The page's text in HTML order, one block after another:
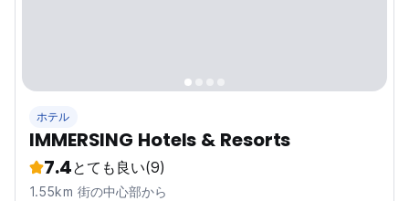
ホテル
IMMERSING Hotels & Resorts
7.4とても良い(9)
1.55km 街の中心部から